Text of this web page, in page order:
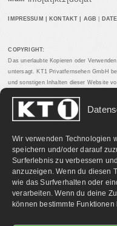
Wir verwenden Technologien
speichern und/oder darauf
Surferlebnis zu verbessern
anzuzeigen. Wenn du diesen
wie das Surfverhalten oder
verarbeiten. Wenn du deine
können bestimmte
IMPRESSUM KONTAKT AGB
COPYRIGHT:
Das unerlaubte Kopieren oder
untersagt. KT1 Privatfernsehen GmbH
und sonstigen Inhalten dieser Website
PARTNERLINKS: